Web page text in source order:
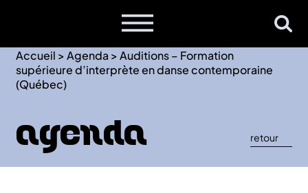
Accueil >Agenda >Auditions – Formation
supérieure d’interprète en danse contemporaine
(Québec)
Agenda retour